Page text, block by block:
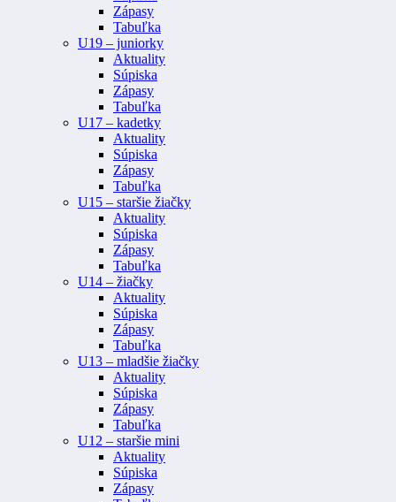
Zápasy
Tabuľka
U19 – juniorky
Aktuality
Súpiska
Zápasy
Tabuľka
U17 – kadetky
Aktuality
Súpiska
Zápasy
Tabuľka
U15 – staršie žiačky
Aktuality
Súpiska
Zápasy
Tabuľka
U14 – žiačky
Aktuality
Súpiska
Zápasy
Tabuľka
U13 – mladšie žiačky
Aktuality
Súpiska
Zápasy
Tabuľka
U12 – staršie mini
Aktuality
Súpiska
Zápasy